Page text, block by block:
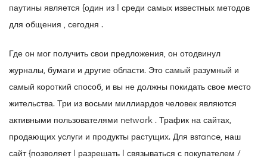
паутины является {один из | среди самых известных методов
для общения , сегодня .
Где он мог получить свои предложения, он отодвинул
журналы, бумаги и другие области. Это самый разумный и
самый короткий способ, и вы не должны покидать свое место
жительства. Три из восьми миллиардов человек являются
активными пользователями network . Трафик на сайтах,
продающих услуги и продукты растущих. Для вstance, наш
сайт {позволяет | разрешать | связываться с покупателем /